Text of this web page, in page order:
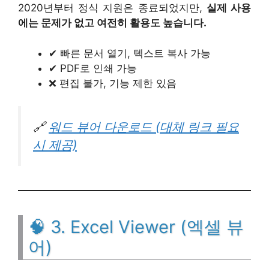
2020년부터 정식 지원은 종료되었지만, 실제 사용
에는 문제가 없고 여전히 활용도 높습니다.
✔ 빠른 문서 열기, 텍스트 복사 가능
✔ PDF로 인쇄 가능
❌ 편집 불가, 기능 제한 있음
🔗 워드 뷰어 다운로드 (대체 링크 필요
시 제공)
🧠 3. Excel Viewer (엑셀 뷰
어)